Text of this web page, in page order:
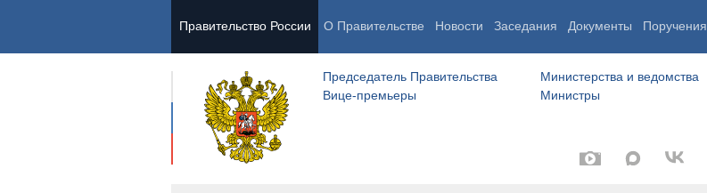
Правительство России О Правительстве Новости Заседания Документы Поручения
Председатель Правительства
Вице-премьеры
Министерства и ведомства
Министры